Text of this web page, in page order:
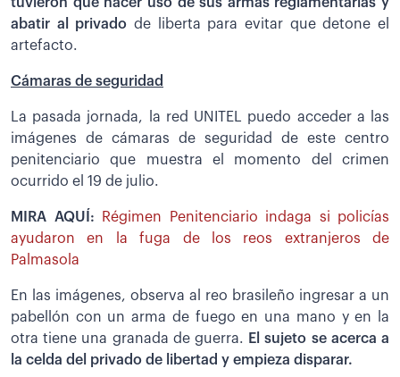
tuvieron que hacer uso de sus armas reglamentarias y
abatir al privado de liberta para evitar que detone el
artefacto.
Cámaras de seguridad
La pasada jornada, la red UNITEL puedo acceder a las
imágenes de cámaras de seguridad de este centro
penitenciario que muestra el momento del crimen
ocurrido el 19 de julio.
MIRA AQUÍ:
Régimen Penitenciario indaga si policías
ayudaron en la fuga de los reos extranjeros de
Palmasola
En las imágenes, observa al reo brasileño ingresar a un
pabellón con un arma de fuego en una mano y en la
otra tiene una granada de guerra.
El sujeto se acerca a
la celda del privado de libertad y empieza disparar.